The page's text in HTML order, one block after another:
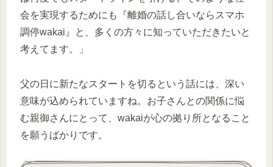
会を実現するためにも『離婚の話し合いならスマホ
調停wakai』と、多くの方々に知っていただきたいと
考えてます。」
父の日に新たなスタートを切るという話には、深い
意味が込められていますね。お子さんとの関係に悩
む親御さんにとって、wakaiが心の拠り所となること
を願うばかりです。